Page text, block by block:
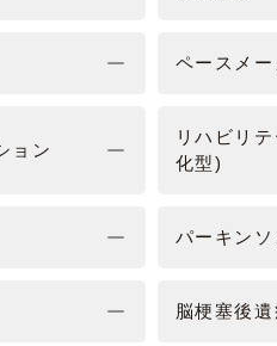
ペースメー
ョン
リハビリ
化型)
パーキンソ
脳梗塞後遺